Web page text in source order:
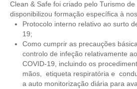
WineTours
Alentejo com prova de vinhos e azeite
Évora & Cartuxa
Arrabida com Degustação de Vinhos e
Turismo de Natureza
Rota do Pastor
Clean & Safe foi criado pelo Turismo de
disponibilizou formação específica à
Protocolo interno relativo ao surto
19;
Como cumprir as precauções
controlo de infeção relativamente
COVID-19, incluindo os
mãos, etiqueta respiratória e
a auto monitorização diária para